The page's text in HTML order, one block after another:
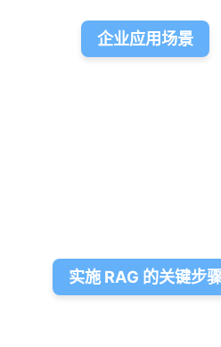
企业应用场景
实施 RAG 的关键步